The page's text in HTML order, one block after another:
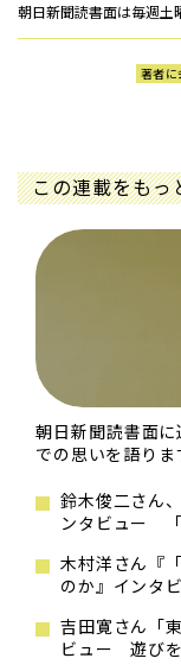
朝日新聞読書面は毎週土
著者に
この連載をもっ
朝日新聞読書面
での思いを語りま
鈴木俊二さん
ンタビュー
木村洋さん『
のか』インタ
吉田寛さん「
ビュー 遊び